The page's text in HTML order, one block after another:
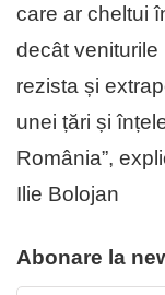
care ar cheltui
decât
rezista și
unei țări și
România”,
Ilie Bolojan
Abonare la